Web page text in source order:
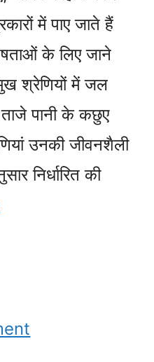
में पाए जाते हैं
के लिए जाने
श्रेणियों में जल
पानी के कछुए
उनकी जीवनशैली
निर्धारित की